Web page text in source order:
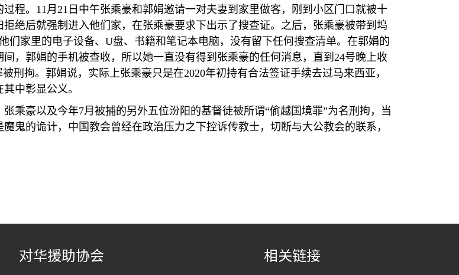
程。 11月 21 日中午张乘豪和郭娟邀请一对夫妻到家里做客，刚到小区门口就被十
绝后就强制进入他们家，在张乘豪要求下出示了搜查证。之后，张乘豪被带到坞
们家里的电子设备、 U盘、书籍和笔记本电脑，没有留下任何搜查清单。在郭娟的
，郭娟的手机被查收，所以她一直没有得到张乘豪的任何消息，直到 24号晚上收
被刑拘。郭娟说，实际上张乘豪只是在2020年初持有合法签证手续去过马来西亚，
中彰显公义。
张乘豪以及今年7月被捕的另外五位汾阳的基督徒被所谓“偷越国境罪”为名刑拘，当
鬼的诡计，中国教会曾经在政治压力之下控诉传教士，切断与大公教会的联系，
对华援助协会 相关链接